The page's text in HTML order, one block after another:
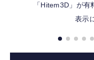
「Hitem3D」が
表示